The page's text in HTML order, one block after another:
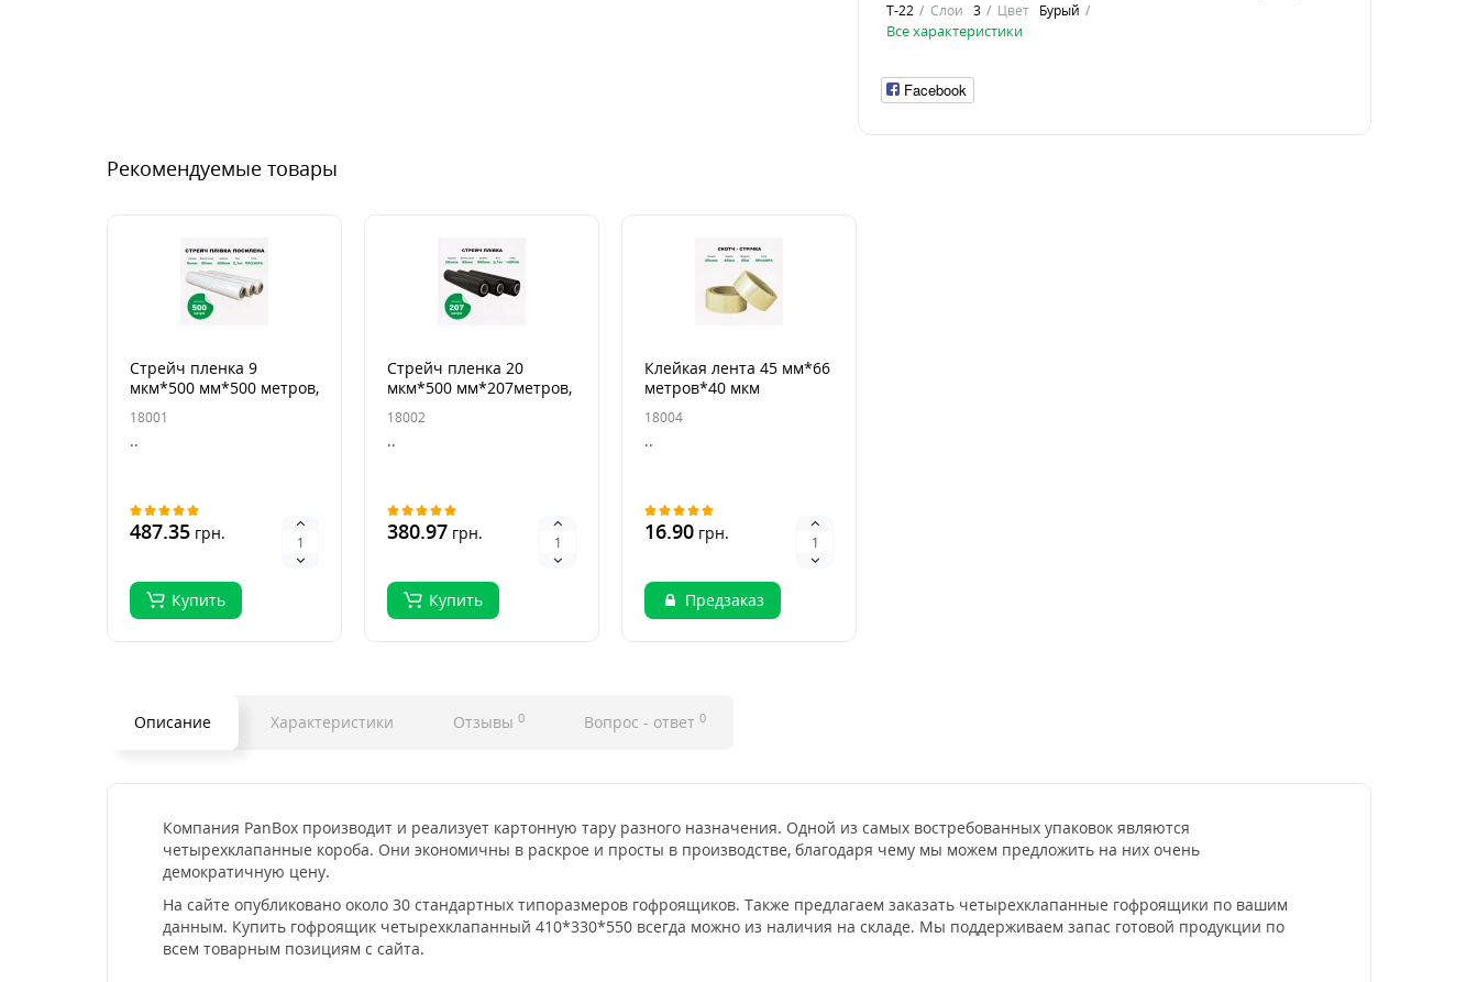
Т-22
Слои 3 Цвет Бурый
Все характеристики
Facebook
Рекомендуемые товары
Стрейч пленка 9
мкм*500 мм*500 метров,
2,1 кг брутто усиленная
прозрачная
18001
..
487.35 грн.
Купить
Стрейч пленка 20
мкм*500 мм*207метров,
2,1 кг брутто черная
18002
..
380.97 грн.
Купить
Клейкая лента 45 мм*66
метров*40 мкм
прозрачная
18004
..
16.90 грн.
Предзаказ
Описание Характеристики Отзывы 0 Вопрос - ответ 0
Компания PanBox производит и реализует картонную тару разного назначения. Одной из самых востребованных упаковок являются
четырехклапанные короба. Они экономичны в раскрое и просты в производстве, благодаря чему мы можем предложить на них очень
демократичную цену.
На сайте опубликовано около 30 стандартных типоразмеров гофроящиков. Также предлагаем заказать четырехклапанные гофроящики по вашим
данным. Купить гофроящик четырехклапанный 410*330*550 всегда можно из наличия на складе. Мы поддерживаем запас готовой продукции по
всем товарным позициям с сайта.